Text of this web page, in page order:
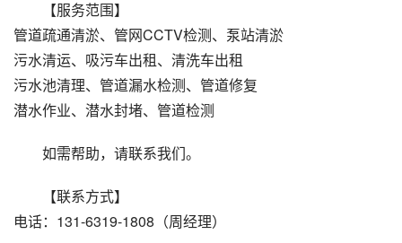
【服务范围】
管道疏通清淤、管网CCTV检测、泵站清淤
污水清运、吸污车出租、清洗车出租
污水池清理、管道漏水检测、管道修复
潜水作业、潜水封堵、管道检测
如需帮助，请联系我们。
【联系方式】
电话：131-6319-1808（周经理）